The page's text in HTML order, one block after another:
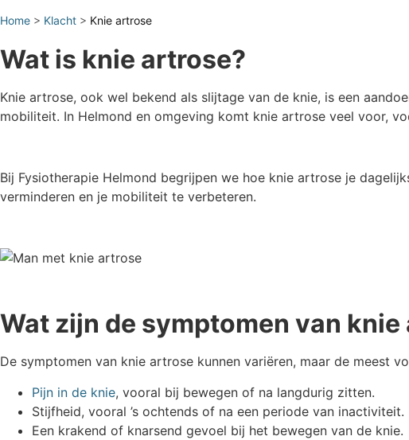
Home > Klacht > Knie artrose
Wat is knie artrose?
Knie artrose, ook wel bekend als slijtage van de knie, is een
mobiliteit. In Helmond en omgeving komt knie artrose veel voor,
Bij Fysiotherapie Helmond begrijpen we hoe knie artrose je
verminderen en je mobiliteit te verbeteren.
Wat zijn de symptomen van knie
De symptomen van knie artrose kunnen variëren, maar de meest
Pijn in de knie, vooral bij bewegen of na langdurig zitten.
Stijfheid, vooral ’s ochtends of na een periode van inactiviteit.
Een krakend of knarsend gevoel bij het bewegen van de knie.